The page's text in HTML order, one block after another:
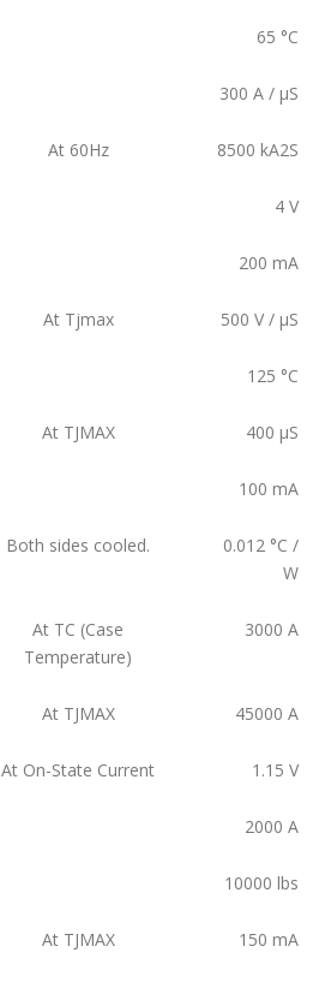
65 °C
300 A / µS
At 60Hz 8500 kA2S
4 V
200 mA
At Tjmax 500 V / µS
125 °C
At TJMAX 400 µS
100 mA
Both sides cooled. 0.012 °C /
W
At TC (Case
Temperature)
3000 A
At TJMAX 45000 A
At On-State Current 1.15 V
2000 A
10000 lbs
At TJMAX 150 mA